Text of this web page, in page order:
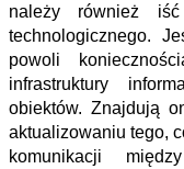
należy również
technologicznego.
powoli
infrastruktury
obiektów. Znajdują
aktualizowaniu tego,
komunikacji